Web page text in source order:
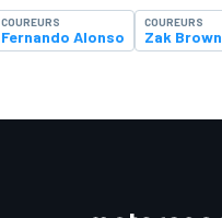
COUREURS
Fernando Alonso
COUREURS
Zak Brown